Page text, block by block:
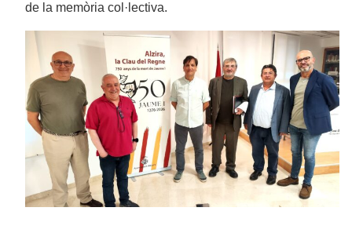
de la memòria col·lectiva.